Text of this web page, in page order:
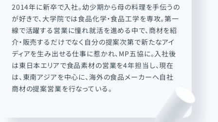
2014年に新卒で入社。幼少期から母の料理を手伝うの
が好きで、大学院では食品化学・食品工学を専攻。第一
線で活躍する営業に憧れ就活を進める中で、商材を紹
介・販売するだけでなく自分の提案次第で新たなアイ
ディアを生み出せる仕事に惹かれ、MP五協に。入社後
は東日本エリアで食品素材の営業を4年担当し、現在
は、東南アジアを中心に、海外の食品メーカーへ自社
商材の提案営業を行なっている。